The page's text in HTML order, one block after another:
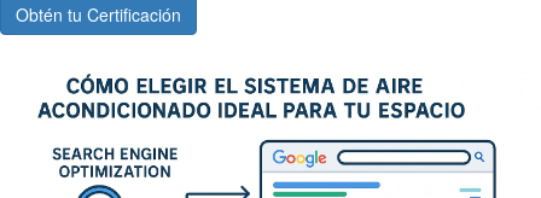
Obtén tu Certificación